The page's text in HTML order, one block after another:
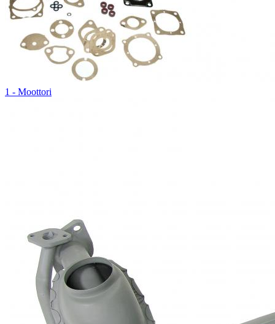
1 - Moottori